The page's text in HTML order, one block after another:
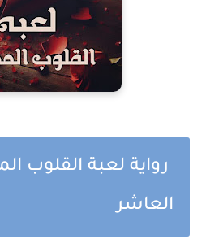
رواية لعبة القلوب
العاشر